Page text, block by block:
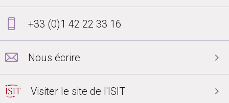
+33 (0)1 42 22 33 16
Nous écrire
Visiter le site de l'ISIT